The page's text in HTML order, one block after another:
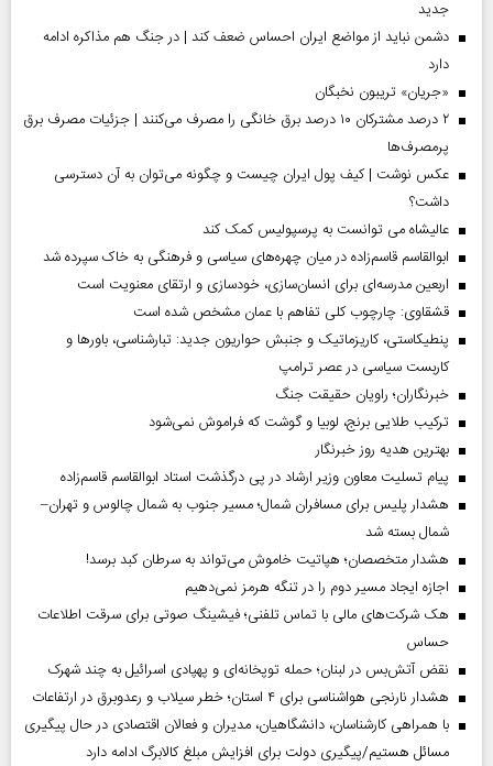
جدید
دشمن نباید از مواضع ایران احساس ضعف کند | در جنگ هم مذاکره ادامه
دارد
«جریان» تریبون نخبگان
۲ درصد مشترکان ۱۰ درصد برق خانگی را مصرف می‌کنند | جزئیات مصرف برق
پرمصرف‌ها
عکس نوشت | کیف پول ایران چیست و چگونه می‌توان به آن دسترسی
داشت؟
عالیشاه می توانست به پرسپولیس کمک کند
ابوالقاسم قاسم‌زاده در میان چهره‌های سیاسی و فرهنگی به خاک سپرده شد
اربعین مدرسه‌ای برای انسان‌سازی، خودسازی و ارتقای معنویت است
قشقاوی: چارچوب کلی تفاهم با عمان مشخص شده است
پنطیکاستی، کاریزماتیک و جنبش حواریون جدید: تبارشناسی، باور‌ها و
کاربست سیاسی در عصر ترامپ
خبرنگاران؛ راویان حقیقت جنگ
ترکیب طلایی برنج، لوبیا و گوشت که فراموش نمی‌شود
بهترین هدیه روز خبرنگار
پیام تسلیت معاون وزیر ارشاد در پی درگذشت استاد ابوالقاسم قاسم‌زاده
هشدار پلیس برای مسافران شمال؛ مسیر جنوب به شمال چالوس و تهران–
شمال بسته شد
هشدار متخصصان؛ هپاتیت خاموش می‌تواند به سرطان کبد برسد!
اجازه ایجاد مسیر دوم را در تنگه هرمز نمی‌دهیم
هک شرکت‌های مالی با تماس تلفنی؛ فیشینگ صوتی برای سرقت اطلاعات
حساس
نقض آتش‌بس در لبنان؛ حمله توپخانه‌ای و پهپادی اسرائیل به چند شهرک
هشدار نارنجی هواشناسی برای ۴ استان؛ خطر سیلاب و رعدوبرق در ارتفاعات
با همراهی کارشناسان، دانشگاهیان، مدیران و فعالان اقتصادی در حال پیگیری
مسائل هستیم/پیگیری دولت برای افزایش مبلغ کالابرگ ادامه دارد